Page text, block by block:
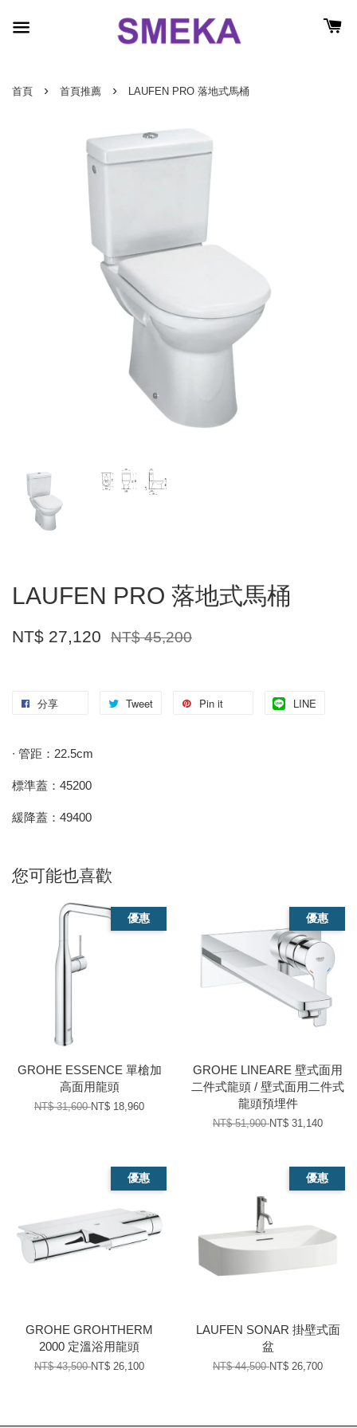
首頁 › 首頁推薦 › LAUFEN PRO 落地式馬桶
LAUFEN PRO 落地式馬桶
NT$ 27,120 NT$ 45,200
分享 Tweet Pin it LINE
∙ 管距：22.5cm
標準蓋：45200
緩降蓋：49400
您可能也喜歡
優惠
GROHE ESSENCE 單槍加
高面用龍頭
NT$ 31,600NT$ 18,960
優惠
GROHE LINEARE 壁式面用
二件式龍頭 / 壁式面用二件式
龍頭預埋件
NT$ 51,900NT$ 31,140
優惠
GROHE GROHTHERM
2000 定溫浴用龍頭
NT$ 43,500NT$ 26,100
優惠
LAUFEN SONAR 掛壁式面
盆
NT$ 44,500NT$ 26,700